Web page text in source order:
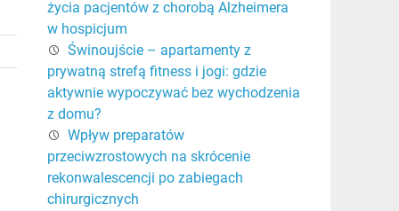
życia pacjentów z chorobą Alzheimera
w hospicjum
Świnoujście – apartamenty z
prywatną strefą fitness i jogi: gdzie
aktywnie wypoczywać bez wychodzenia
z domu?
Wpływ preparatów
przeciwzrostowych na skrócenie
rekonwalescencji po zabiegach
chirurgicznych